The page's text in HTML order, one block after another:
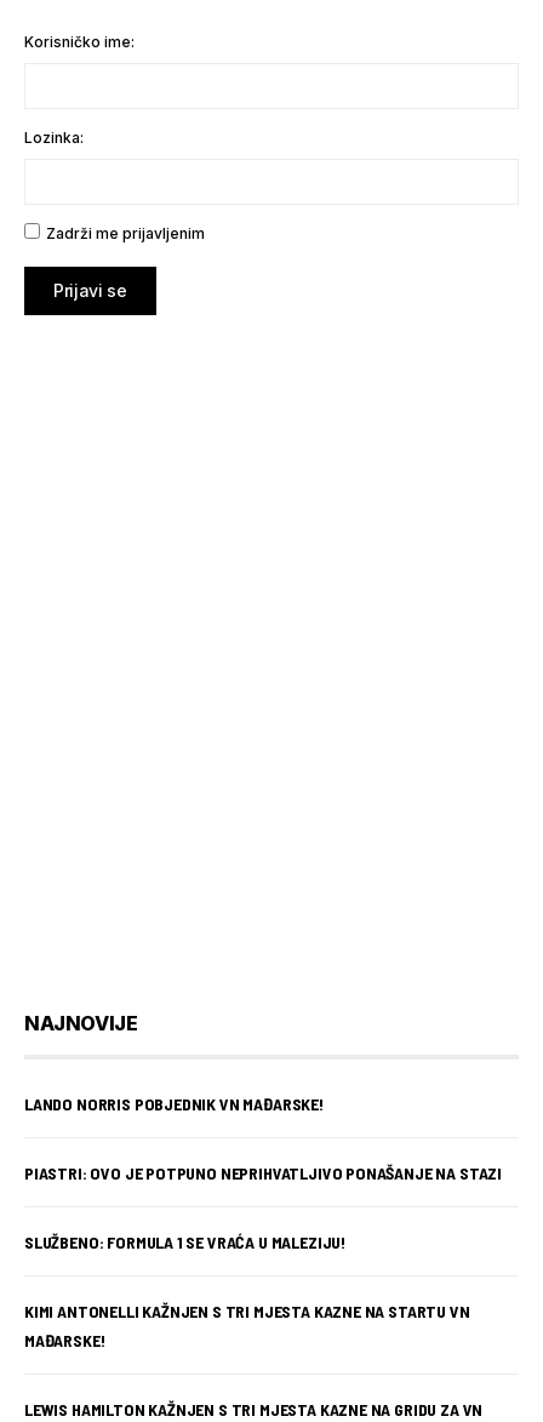
Korisničko ime:
Lozinka:
Zadrži me prijavljenim
Prijavi se
NAJNOVIJE
LANDO NORRIS POBJEDNIK VN MAĐARSKE!
PIASTRI: OVO JE POTPUNO NEPRIHVATLJIVO PONAŠANJE NA STAZI
SLUŽBENO: FORMULA 1 SE VRAĆA U MALEZIJU!
KIMI ANTONELLI KAŽNJEN S TRI MJESTA KAZNE NA STARTU VN
MAĐARSKE!
LEWIS HAMILTON KAŽNJEN S TRI MJESTA KAZNE NA GRIDU ZA VN